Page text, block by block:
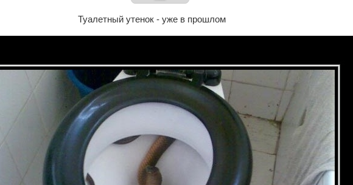
Туалетный утенок - уже в прошлом